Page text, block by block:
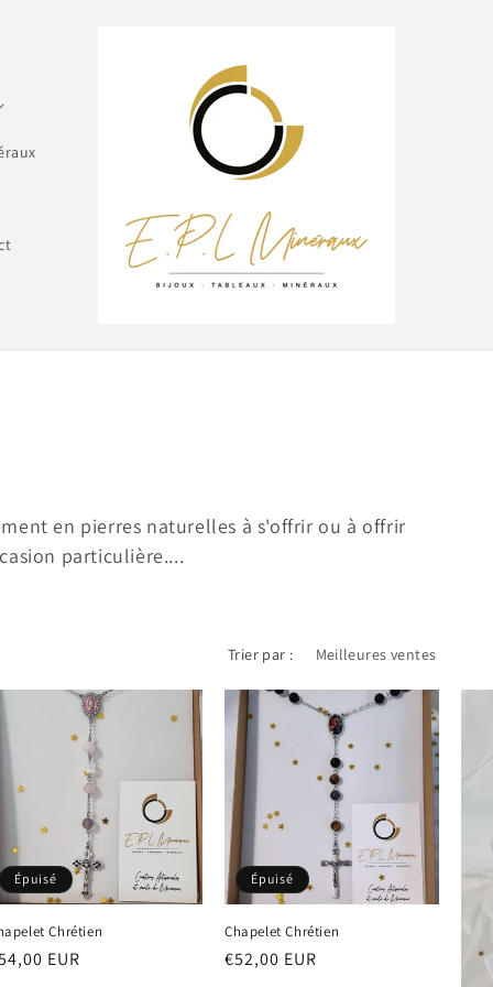
en pierres naturelles à s'offrir ou à offrir
particulière....
Trier par :
Épuisé
Chrétien
EUR
Épuisé
Chapelet Chrétien
Prix
€52,00 EUR